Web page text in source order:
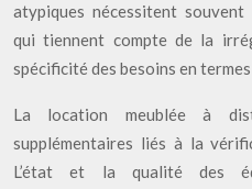
atypiques nécessitent souvent
qui tiennent compte de la
spécificité des besoins en
La location meublée à
supplémentaires liés à la
L’état et la qualité des